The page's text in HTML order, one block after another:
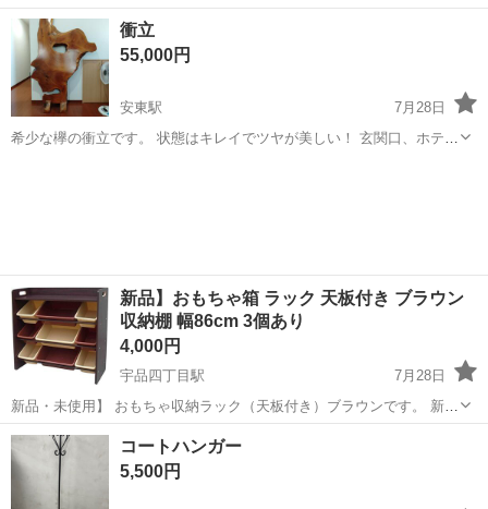
ポールに対応しております。 アルミ製の外装ですので高級感がありま
す。 キャスターの直径は約55mmです。 採寸は実寸ですが、素人採寸
ですので誤...
広島 広島市 その他
衝立
55,000円
安東駅
7月28日
希少な欅の衝立です。 状態はキレイでツヤが美しい！ 玄関口、ホテル
新品】おもちゃ箱 ラック 天板付き ブラウン
収納棚 幅86cm 3個あり
4,000円
宇品四丁目駅
7月28日
新品・未使用】 おもちゃ収納ラック（天板付き）ブラウンです。 新
品・未使用品になります。 在庫は3個あります。 複数ご希望の方はお
気軽にお問い合わせください。 【サイズ】 ・本体：約 幅86.2×奥行
28×高さ79.5...
広島 広島市 宇品四丁目駅
コートハンガー
5,500円